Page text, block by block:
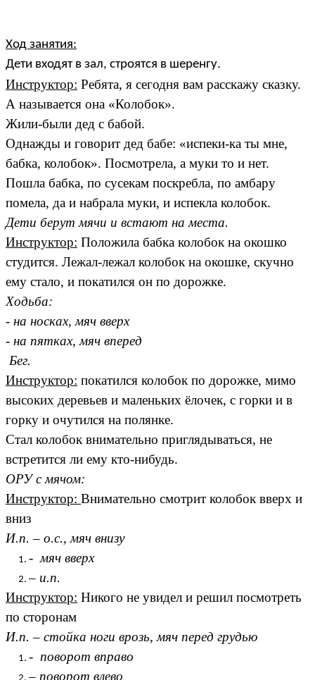
Ход занятия:
Дети входят в зал, строятся в шеренгу.
Инструктор: Ребята, я сегодня вам расскажу сказку.
А называется она «Колобок».
Жили-были дед с бабой.
Однажды и говорит дед бабе: «испеки-ка ты мне,
бабка, колобок». Посмотрела, а муки то и нет.
Пошла бабка, по сусекам поскребла, по амбару
помела, да и набрала муки, и испекла колобок.
Дети берут мячи и встают на места.
Инструктор: Положила бабка колобок на окошко
студится. Лежал-лежал колобок на окошке, скучно
ему стало, и покатился он по дорожке.
Ходьба:
- на носках, мяч вверх
- на пятках, мяч вперед
Бег.
Инструктор: покатился колобок по дорожке, мимо
высоких деревьев и маленьких ёлочек, с горки и в
горку и очутился на полянке.
Стал колобок внимательно приглядываться, не
встретится ли ему кто-нибудь.
ОРУ с мячом:
Инструктор: Внимательно смотрит колобок вверх и
вниз
И.п. – о.с., мяч внизу
- мяч вверх
– и.п.
Инструктор: Никого не увидел и решил посмотреть
по сторонам
И.п. – стойка ноги врозь, мяч перед грудью
- поворот вправо
– поворот влево